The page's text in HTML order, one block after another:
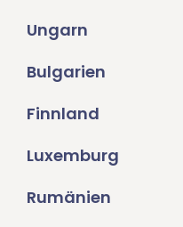
Ungarn
Bulgarien
Finnland
Luxemburg
Rumänien